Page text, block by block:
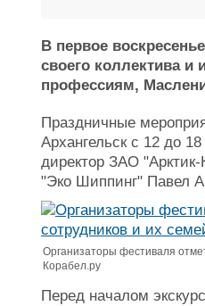
Журнал
Реклама
В первое
своего коллектива
профессиям,
Праздничные
Архангельск с 12 до
директор ЗАО
"Эко Шиппинг" Павел
Организаторы фестиваля
Корабел.ру
Перед началом